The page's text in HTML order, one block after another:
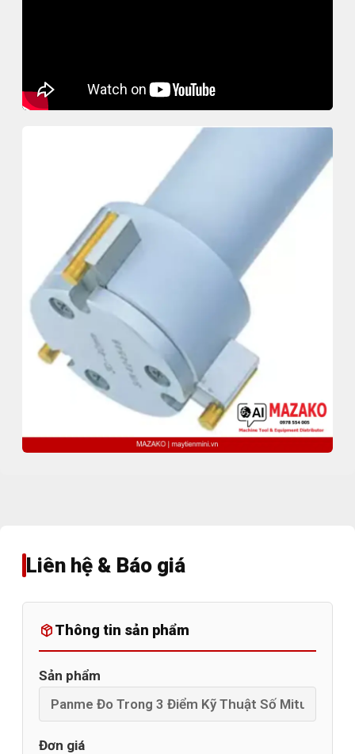
Liên hệ & Báo giá
Thông tin sản phẩm
Sản phẩm
Đơn giá